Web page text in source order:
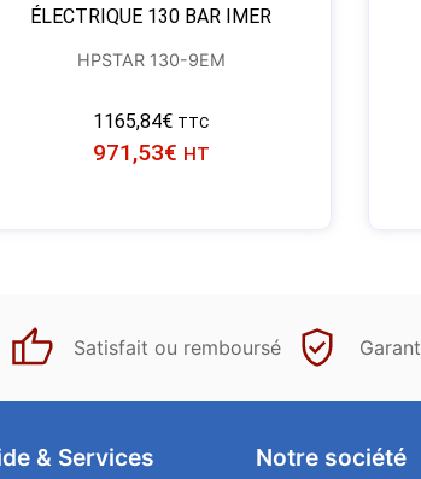
ÉLECTRIQUE 130 BAR IMER
HPSTAR 130-9EM
1165,84€ TTC
971,53€ HT
Satisfait ou remboursé
& Services​ Notre société